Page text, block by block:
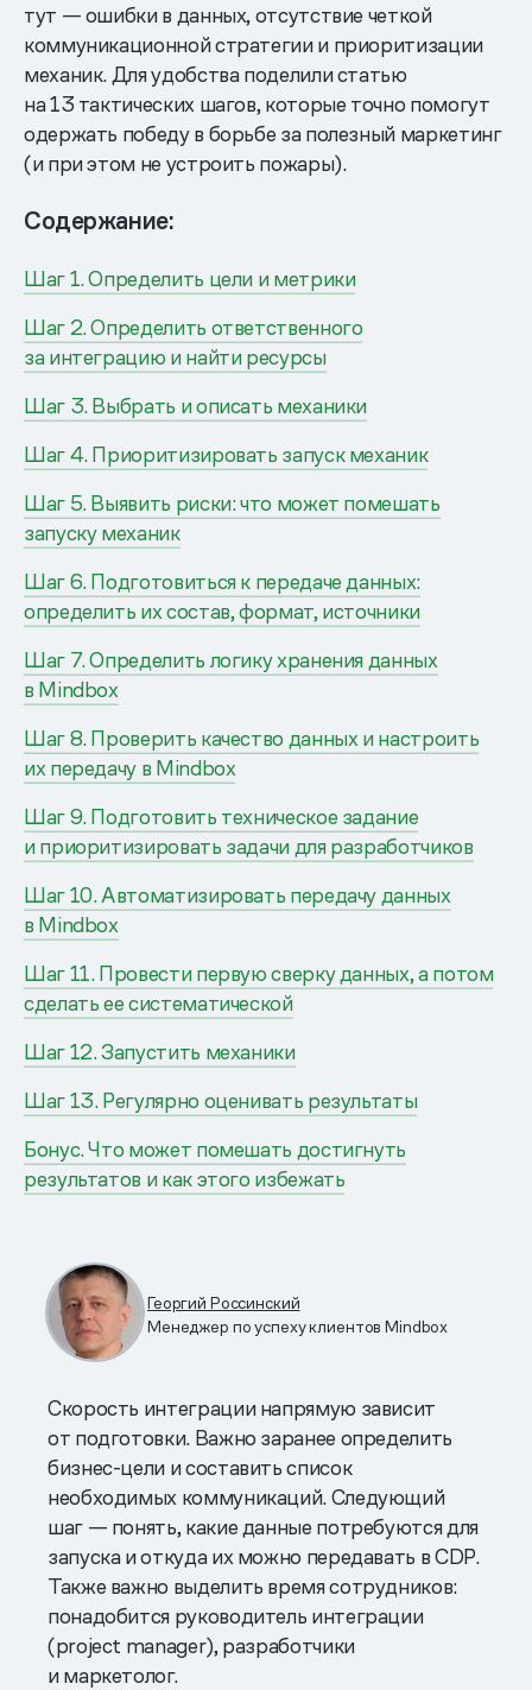
тут — ошибки в данных, отсутствие четкой
коммуникационной стратегии и приоритизации
механик. Для удобства поделили статью
на 13 тактических шагов, которые точно помогут
одержать победу в борьбе за полезный маркетинг
(и при этом не устроить пожары).
Содержание:
Шаг 1. Определить цели и метрики
Шаг 2. Определить ответственного
за интеграцию и найти ресурсы
Шаг 3. Выбрать и описать механики
Шаг 4. Приоритизировать запуск механик
Шаг 5. Выявить риски: что может помешать
запуску механик
Шаг 6. Подготовиться к передаче данных:
определить их состав, формат, источники
Шаг 7. Определить логику хранения данных
в Mindbox
Шаг 8. Проверить качество данных и настроить
их передачу в Mindbox
Шаг 9. Подготовить техническое задание
и приоритизировать задачи для разработчиков
Шаг 10. Автоматизировать передачу данных
в Mindbox
Шаг 11. Провести первую сверку данных, а потом
сделать ее систематической
Шаг 12. Запустить механики
Шаг 13. Регулярно оценивать результаты
Бонус. Что может помешать достигнуть
результатов и как этого избежать
Георгий Россинский
Менеджер по успеху клиентов Mindbox
Скорость интеграции напрямую зависит
от подготовки. Важно заранее определить
бизнес-цели и составить список
необходимых коммуникаций. Следующий
шаг — понять, какие данные потребуются для
запуска и откуда их можно передавать в CDP.
Также важно выделить время сотрудников:
понадобится руководитель интеграции
(project manager), разработчики
и маркетолог.